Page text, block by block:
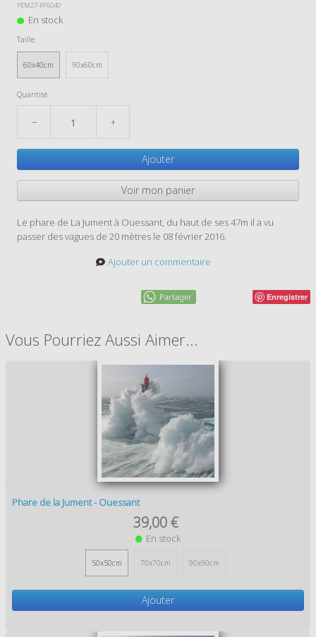
PEM27-RF6040
En stock
Taille
60x40cm 90x60cm
Quantité
− +
Ajouter
Voir mon panier
Le phare de La Jument à Ouessant, du haut de ses 47m il a vu
passer des vagues de 20 mètres le 08 février 2016.
Ajouter un commentaire
Enregistrer
Partager
Vous Pourriez Aussi Aimer...
Phare de la Jument - Ouessant
39,00 €
En stock
50x50cm 70x70cm 90x90cm
Ajouter